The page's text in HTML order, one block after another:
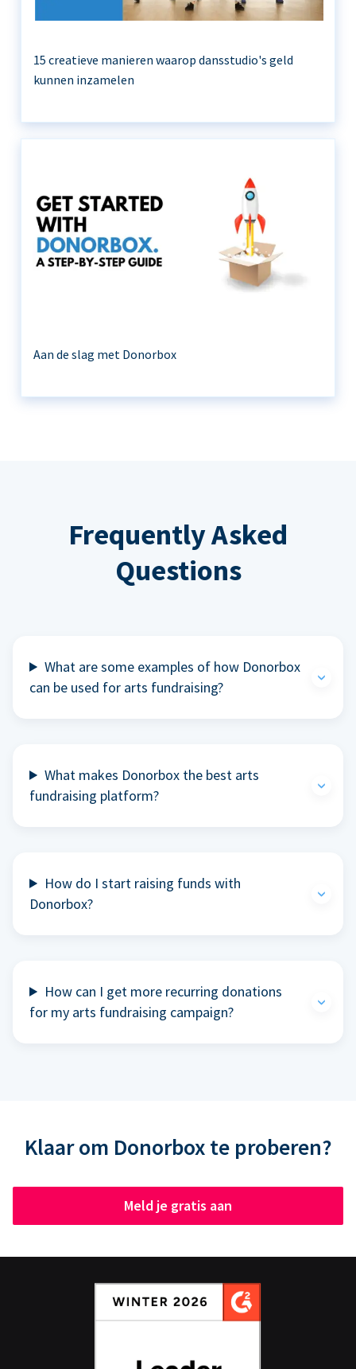
15 creatieve manieren waarop dansstudio's geld
kunnen inzamelen
Aan de slag met Donorbox
Frequently Asked
Questions
What are some examples of how Donorbox
can be used for arts fundraising?
What makes Donorbox the best arts
fundraising platform?
How do I start raising funds with
Donorbox?
How can I get more recurring donations
for my arts fundraising campaign?
Klaar om Donorbox te proberen?
Meld je gratis aan